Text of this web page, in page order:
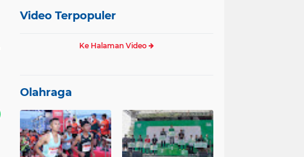
Video Terpopuler
Ke Halaman Video
Olahraga